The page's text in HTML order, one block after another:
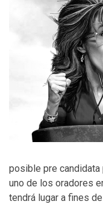
posible pre
uno de los oradores
tendrá lugar a fines